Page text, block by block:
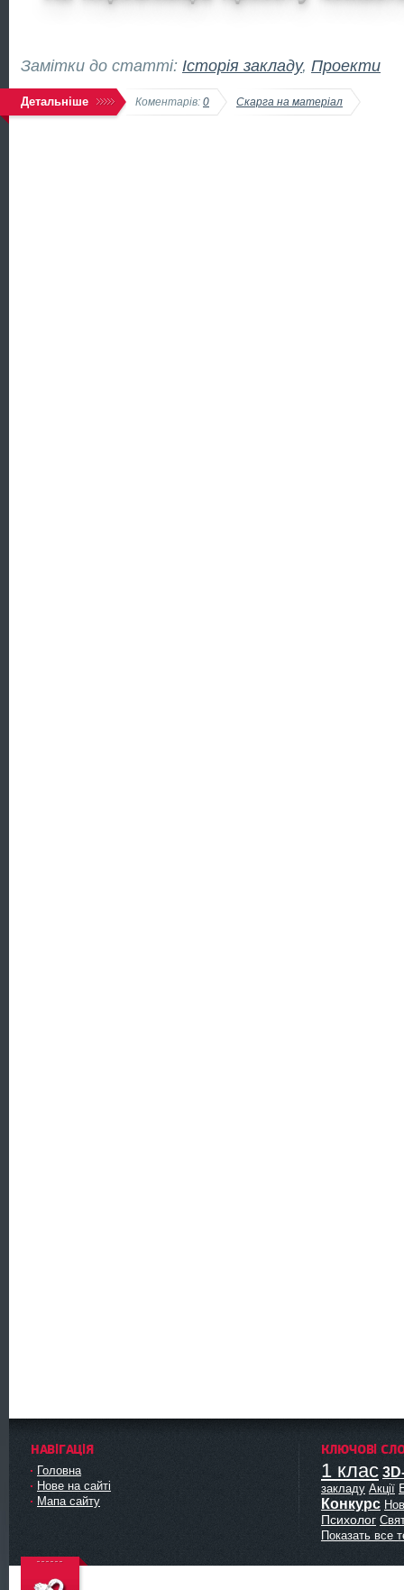
Замітки до статті: Історія закладу, Проекти
Детальніше Коментарів: 0 Скарга на матеріал
НАВІГАЦІЯ
Головна
Нове на сайті
Мапа сайту
КЛЮЧОВІ
1 клас
закладу Акції
Конкурс
Психолог
Показать все